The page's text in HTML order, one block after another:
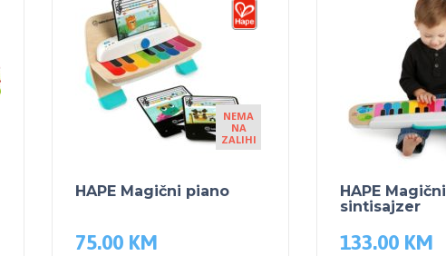
NEMA
NA
ZALIHI
HAPE Magični piano
75.00 KM
HAPE Magični
sintisajzer
133.00 KM